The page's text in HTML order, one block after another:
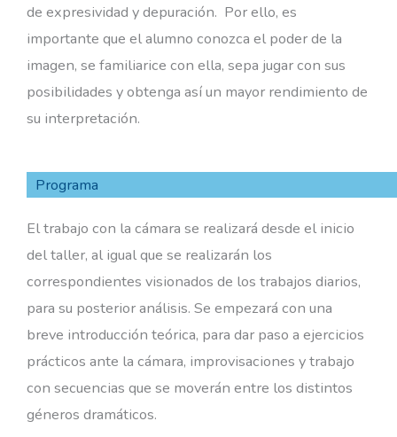
de expresividad y depuración. Por ello, es
importante que el alumno conozca el poder de la
imagen, se familiarice con ella, sepa jugar con sus
posibilidades y obtenga así un mayor rendimiento de
su interpretación.
Programa
El trabajo con la cámara se realizará desde el inicio
del taller, al igual que se realizarán los
correspondientes visionados de los trabajos diarios,
para su posterior análisis. Se empezará con una
breve introducción teórica, para dar paso a ejercicios
prácticos ante la cámara, improvisaciones y trabajo
con secuencias que se moverán entre los distintos
géneros dramáticos.